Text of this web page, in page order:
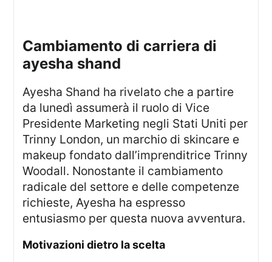
cambiamento di carriera di
ayesha shand
Ayesha Shand ha rivelato che a partire
da lunedì assumerà il ruolo di Vice
Presidente Marketing negli Stati Uniti per
Trinny London, un marchio di skincare e
makeup fondato dall’imprenditrice Trinny
Woodall. Nonostante il cambiamento
radicale del settore e delle competenze
richieste, Ayesha ha espresso
entusiasmo per questa nuova avventura.
motivazioni dietro la scelta